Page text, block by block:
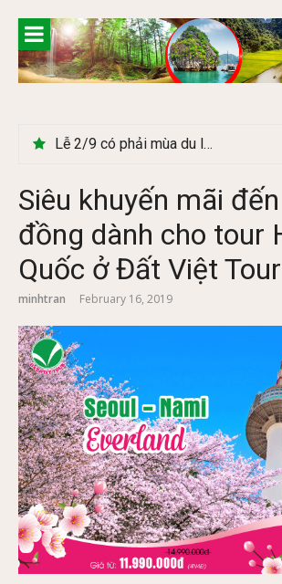
content
Lễ 2/9 có phải mùa du lịch Hà Giang đẹp không?
Siêu khuyến mãi
đồng dành cho tour
Quốc ở Đất Việt Tour
minhtran February 16, 2019